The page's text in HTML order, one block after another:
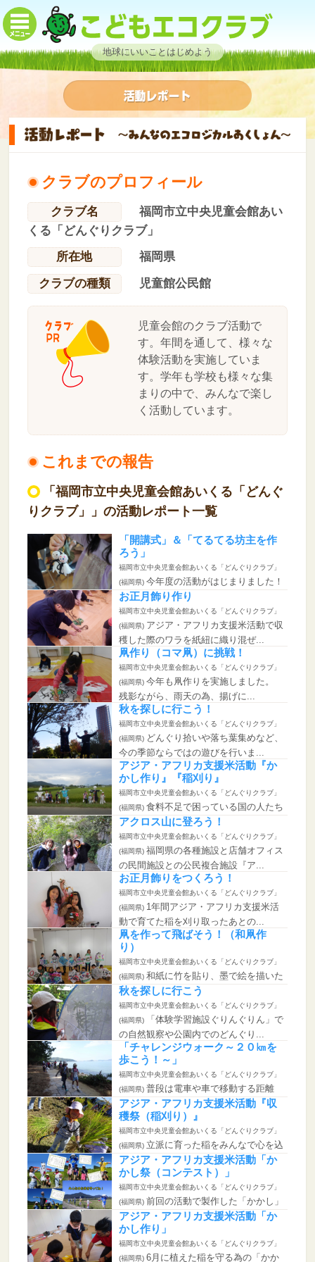
地球にいいことはじめよう
クラブのプロフィール
クラブ名
福岡市立中央児童会館あい
くる「どんぐりクラブ」
所在地
福岡県
クラブの種類
児童館公民館
児童会館のクラブ活動で
す。年間を通して、様々な
体験活動を実施していま
す。学年も学校も様々な集
まりの中で、みんなで楽し
く活動しています。
これまでの報告
「福岡市立中央児童会館あいくる「どんぐ
りクラブ」」の活動レポート一覧
「開講式」＆「てるてる坊主を作
ろう」
福岡市立中央児童会館あいくる「どんぐりクラブ」
(福岡県) 今年度の活動がはじまりました！
年間の予定や詳細の説明など...
お正月飾り作り
福岡市立中央児童会館あいくる「どんぐりクラブ」
(福岡県) アジア・アフリカ支援米活動で収
穫した際のワラを紙紐に織り混ぜ...
凧作り（コマ凧）に挑戦！
福岡市立中央児童会館あいくる「どんぐりクラブ」
(福岡県) 今年も凧作りを実施しました。
残影ながら、雨天の為、揚げに...
秋を探しに行こう！
福岡市立中央児童会館あいくる「どんぐりクラブ」
(福岡県) どんぐり拾いや落ち葉集めなど、
今の季節ならではの遊びを行いま...
アジア・アフリカ支援米活動『か
かし作り』『稲刈り』
福岡市立中央児童会館あいくる「どんぐりクラブ」
(福岡県) 食料不足で困っている国の人たち
にお米を贈る活動です。 今年...
アクロス山に登ろう！
福岡市立中央児童会館あいくる「どんぐりクラブ」
(福岡県) 福岡県の各種施設と店舗オフィス
の民間施設との公民複合施設『ア...
お正月飾りをつくろう！
福岡市立中央児童会館あいくる「どんぐりクラブ」
(福岡県) 1年間アジア・アフリカ支援米活
動で育てた稲を刈り取ったあとの...
凧を作って飛ばそう！（和凧作
り）
福岡市立中央児童会館あいくる「どんぐりクラブ」
(福岡県) 和紙に竹を貼り、墨で絵を描いた
絵に染料で色を付け、日本伝統の...
秋を探しに行こう
福岡市立中央児童会館あいくる「どんぐりクラブ」
(福岡県)
「体験学習施設ぐりんぐりん」で
の自然観察や公園内でのどんぐり...
「チャレンジウォーク～２０㎞を
歩こう！～」
福岡市立中央児童会館あいくる「どんぐりクラブ」
(福岡県) 普段は電車や車で移動する距離
（約２０㎞の道のり）を自分の足で...
アジア・アフリカ支援米活動『収
穫祭（稲刈り）』
福岡市立中央児童会館あいくる「どんぐりクラブ」
(福岡県) 立派に育った稲をみんなで心を込
めて収穫しました。
アジア・アフリカ支援米活動「か
かし祭（コンテスト）」
福岡市立中央児童会館あいくる「どんぐりクラブ」
(福岡県) 前回の活動で製作した「かかし」
と他の団体が製作した「かかし」...
アジア・アフリカ支援米活動「か
かし作り」
福岡市立中央児童会館あいくる「どんぐりクラブ」
(福岡県) 6月に植えた稲を守る為の「かか